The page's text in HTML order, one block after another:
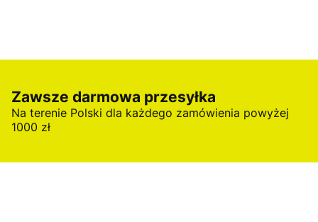
Zawsze darmowa przesyłka
Na terenie Polski dla każdego zamówienia powyżej
1000 zł